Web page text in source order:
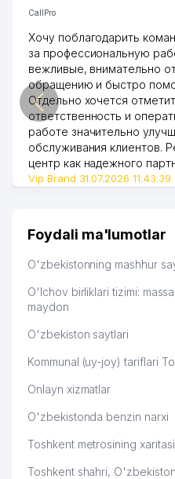
CallPro
Хочу поблагодарить
за профессиональную
вежливые, внимательно
обращению и быстро
Отдельно хочется
ответственность и
работе значительно
обслуживания клиентов.
центр как надежного
Vip Brand 31.07.2026 11:43:39
Foydali ma'lumotlar
O'zbekistonning mashhur
O'lchov birliklari tizimi:
maydon
O'zbekiston saytlari
Kommunal (uy-joy) tariflari
Onlayn xizmatlar
O'zbekistonda benzin narxi
Toshkent metrosining xaritasi
Toshkent shahri,